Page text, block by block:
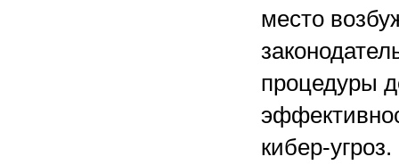
место
процедуры
кибер-угроз.